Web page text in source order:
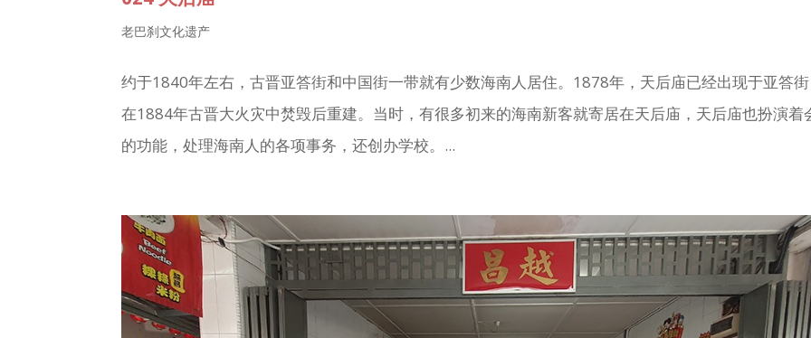
老巴刹文化遗产
约于1840年左右，古晋亚答街和中国街一带就有少数海南人居住。1878年，天后庙已经出现于亚答
在1884年古晋大火灾中焚毁后重建。当时，有很多初来的海南新客就寄居在天后庙，天后庙也扮演着
的功能，处理海南人的各项事务，还创办学校。...